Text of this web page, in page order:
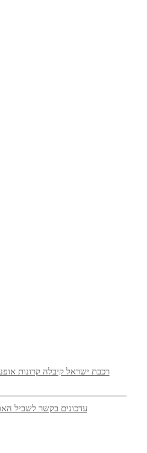
רכבת ישראל קיבלה קרונות
עדכונים בקשר לשביל